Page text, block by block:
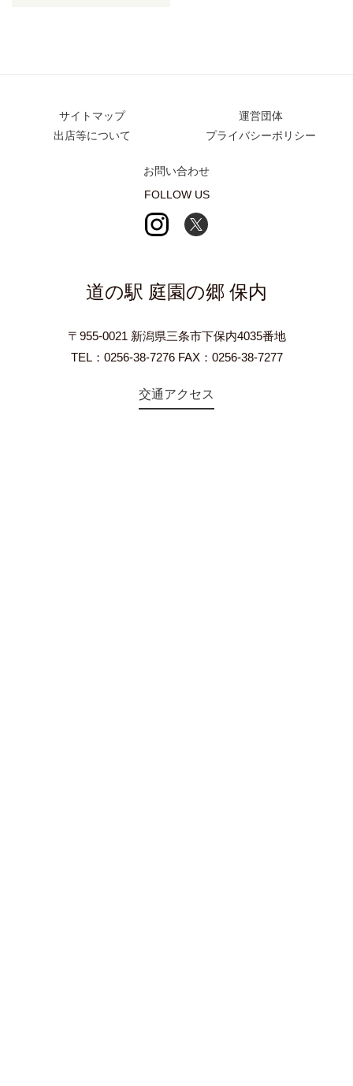
サイトマップ
運営団体
出店等について
プライバシーポリシー
お問い合わせ
FOLLOW US
道の駅 庭園の郷 保内
〒955-0021 新潟県三条市下保内4035番地
TEL：0256-38-7276 FAX：0256-38-7277
交通アクセス